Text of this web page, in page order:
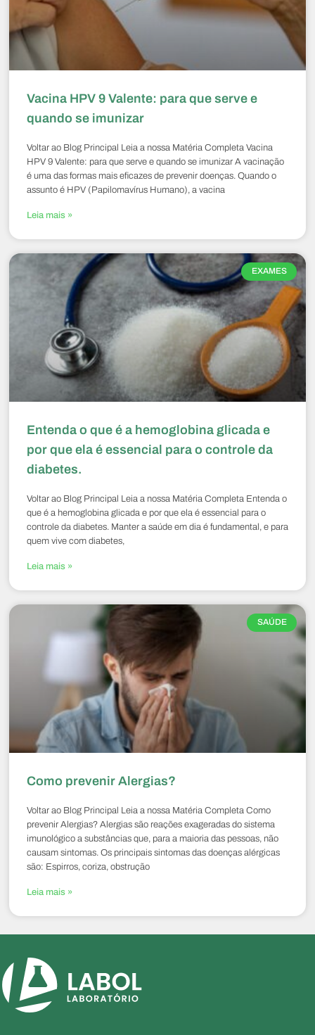
Vacina HPV 9 Valente: para que serve e
quando se imunizar
Voltar ao Blog Principal Leia a nossa Matéria Completa Vacina
HPV 9 Valente: para que serve e quando se imunizar A vacinação
é uma das formas mais eficazes de prevenir doenças. Quando o
assunto é HPV (Papilomavírus Humano), a vacina
Leia mais »
EXAMES
Entenda o que é a hemoglobina glicada e
por que ela é essencial para o controle da
diabetes.
Voltar ao Blog Principal Leia a nossa Matéria Completa Entenda o
que é a hemoglobina glicada e por que ela é essencial para o
controle da diabetes. Manter a saúde em dia é fundamental, e para
quem vive com diabetes,
Leia mais »
SAÚDE
Como prevenir Alergias?
Voltar ao Blog Principal Leia a nossa Matéria Completa Como
prevenir Alergias? Alergias são reações exageradas do sistema
imunológico a substâncias que, para a maioria das pessoas, não
causam sintomas. Os principais sintomas das doenças alérgicas
são: Espirros, coriza, obstrução
Leia mais »